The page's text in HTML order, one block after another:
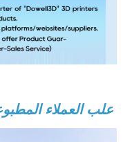
علب العملاء